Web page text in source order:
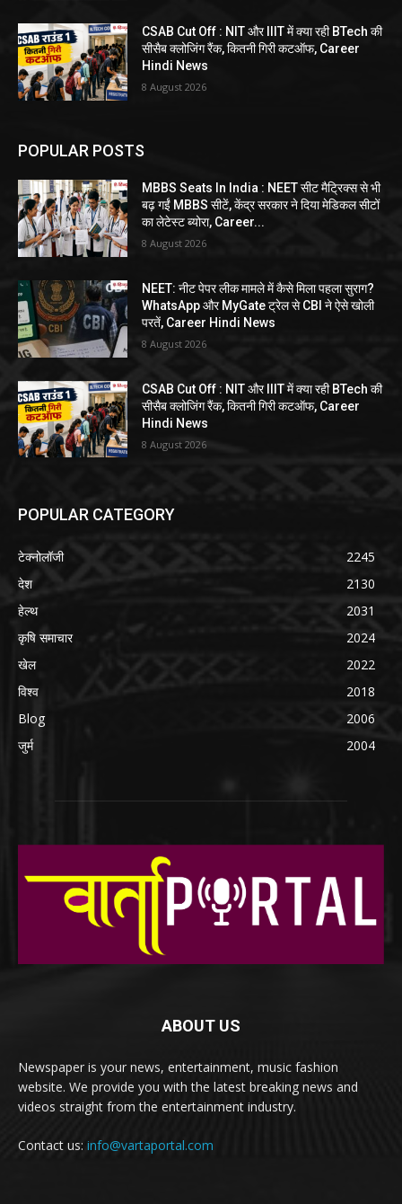
CSAB Cut Off : NIT और IIIT में क्या रही BTech की
सीसैब क्लोजिंग रैंक, कितनी गिरी कटऑफ, Career
Hindi News
8 August 2026
POPULAR POSTS
MBBS Seats In India : NEET सीट मैट्रिक्स से भी
बढ़ गईं MBBS सीटें, केंद्र सरकार ने दिया मेडिकल सीटों
का लेटेस्ट ब्योरा, Career...
8 August 2026
NEET: नीट पेपर लीक मामले में कैसे मिला पहला सुराग?
WhatsApp और MyGate ट्रेल से CBI ने ऐसे खोली
परतें, Career Hindi News
8 August 2026
CSAB Cut Off : NIT और IIIT में क्या रही BTech की
सीसैब क्लोजिंग रैंक, कितनी गिरी कटऑफ, Career
Hindi News
8 August 2026
POPULAR CATEGORY
टेक्नोलॉजी
2245
देश
2130
हेल्थ
2031
कृषि समाचार
2024
खेल
2022
विश्व
2018
Blog
2006
जुर्म
2004
ABOUT US
Newspaper is your news, entertainment, music fashion
website. We provide you with the latest breaking news and
videos straight from the entertainment industry.
Contact us: info@vartaportal.com